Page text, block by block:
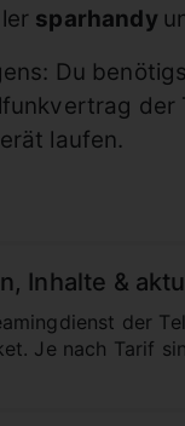
sparhandy
Du
der
laufen.
Inhalte &
der
Je nach Tarif